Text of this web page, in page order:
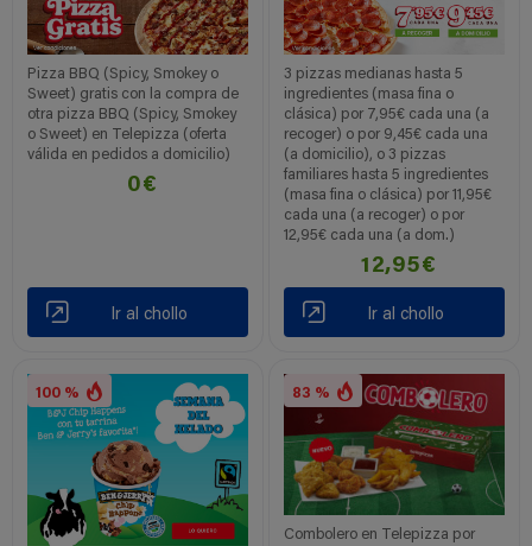
Pizza BBQ (Spicy, Smokey o
Sweet) gratis con la compra de
otra pizza BBQ (Spicy, Smokey
o Sweet) en Telepizza (oferta
válida en pedidos a domicilio)
0€
Ir al chollo
3 pizzas medianas hasta 5
ingredientes (masa fina o
clásica) por 7,95€ cada una (a
recoger) o por 9,45€ cada una
(a domicilio), o 3 pizzas
familiares hasta 5 ingredientes
(masa fina o clásica) por 11,95€
cada una (a recoger) o por
12,95€ cada una (a dom.)
12,95€
Ir al chollo
100 % 83 %
Combolero en Telepizza por